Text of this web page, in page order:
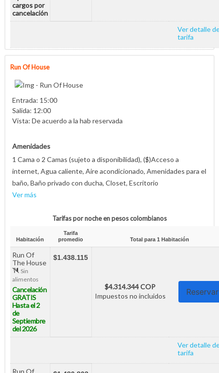
cargos por
cancelación
Ver detalle
tarifa
Run Of House
Entrada: 15:00
Salida: 12:00
Vista: De acuerdo a la hab reservada
Amenidades
1 Cama o 2 Camas (sujeto a disponibilidad), ($)Acceso a
internet, Agua caliente, Aire acondicionado, Amenidades para el
baño, Baño privado con ducha, Closet, Escritorio
Ver más
Tarifas por noche en pesos colombianos
Habitación
Tarifa
promedio
Total para1 Habitación
Run Of
The House
Sin
alimentos
Cancelación
GRATIS
Hasta el 2
de
Septiembre
del 2026
$1.438.115
$4.314.344 COP
Impuestos no incluidos
Reservar
Ver detalle
tarifa